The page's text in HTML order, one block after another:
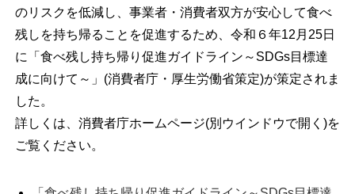
のリスクを低減し、事業者・消費者双方が安心して食べ
残しを持ち帰ることを促進するため、令和６年12月25日
に「食べ残し持ち帰り促進ガイドライン～SDGs目標達
成に向けて～」(消費者庁・厚生労働省策定)が策定されま
した。
詳しくは、消費者庁ホームページ(別ウインドウで開く)を
ご覧ください。